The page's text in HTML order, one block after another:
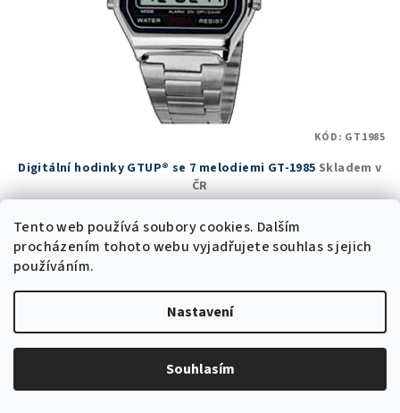
Tento web používá soubory cookies. Dalším
procházením tohoto webu vyjadřujete souhlas s jejich
používáním.
Nastavení
Souhlasím
Digitální hodinky GTUP® se 7 melodiemi GT-1985 Skladem v
ČR
598 Kč
1 999 Kč (–70 %)
Průměrné
hodnocení
produktu
je
5,0
Do košíku
KÓD: GT1985